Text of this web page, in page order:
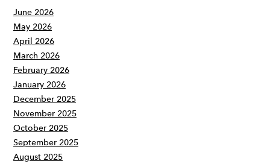
June 2026
May 2026
April 2026
March 2026
February 2026
January 2026
December 2025
November 2025
October 2025
September 2025
August 2025